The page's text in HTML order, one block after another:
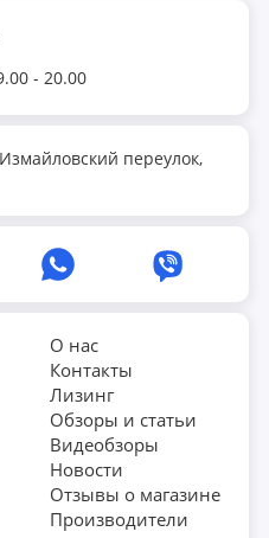
- 20.00
переулок,
О нас
Контакты
Лизинг
Обзоры и статьи
Видеобзоры
Новости
Отзывы о магазине
Производители